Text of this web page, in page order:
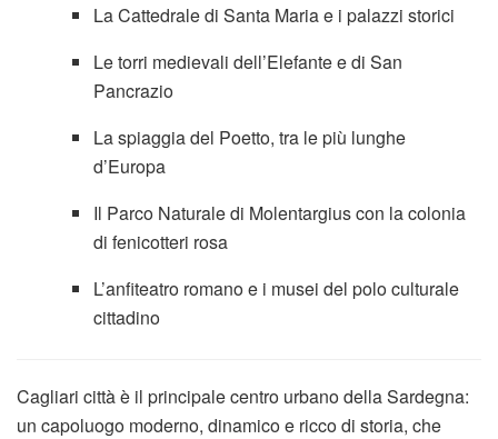
La Cattedrale di Santa Maria e i palazzi storici
Le torri medievali dell’Elefante e di San
Pancrazio
La spiaggia del Poetto, tra le più lunghe
d’Europa
Il Parco Naturale di Molentargius con la colonia
di fenicotteri rosa
L’anfiteatro romano e i musei del polo culturale
cit­tadino
Cagliari città è il principale centro urbano della Sardegna:
un capoluogo moderno, dinamico e ricco di storia, che